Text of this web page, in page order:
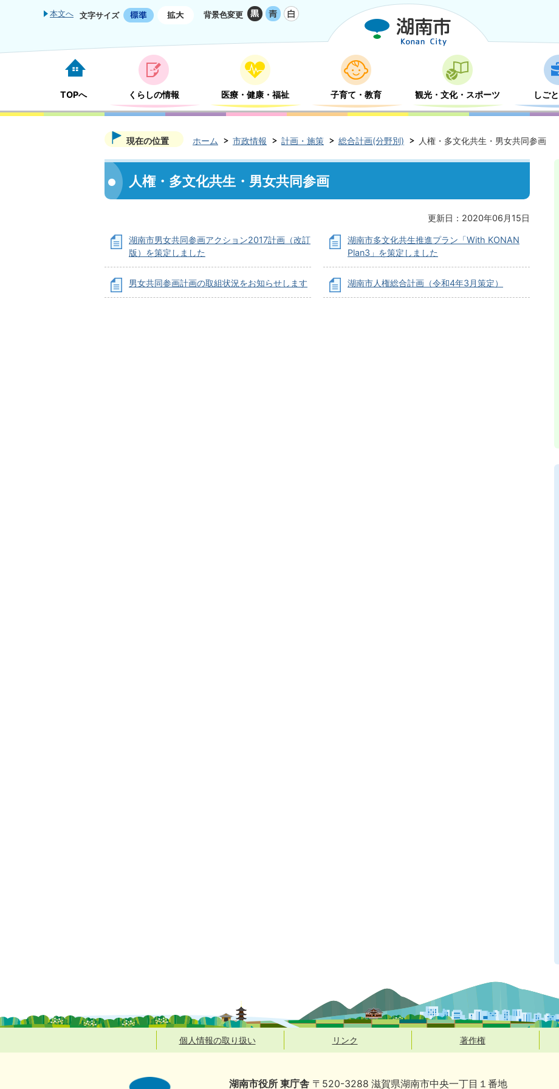
本文へ 文字サイズ 背景色変更
TOPへ くらしの情報 医療・健康・福祉 子育て・教育 観光・文化・スポーツ しご
現在の位置 ホーム 市政情報 計画・施策 総合計画(分野別) 人権・多文化共生・男女共同参画
人権・多文化共生・男女共同参画
更新日：2020年06月15日
湖南市男女共同参画アクション2017計画（改訂
版）を策定しました
湖南市多文化共生推進プラン「With KONAN
Plan3」を策定しました
男女共同参画計画の取組状況をお知らせします 湖南市人権総合計画（令和4年3月策定）
個人情報の取り扱い リンク 著作権
湖南市役所 東庁舎 〒520-3288 滋賀県湖南市中央一丁目１番地